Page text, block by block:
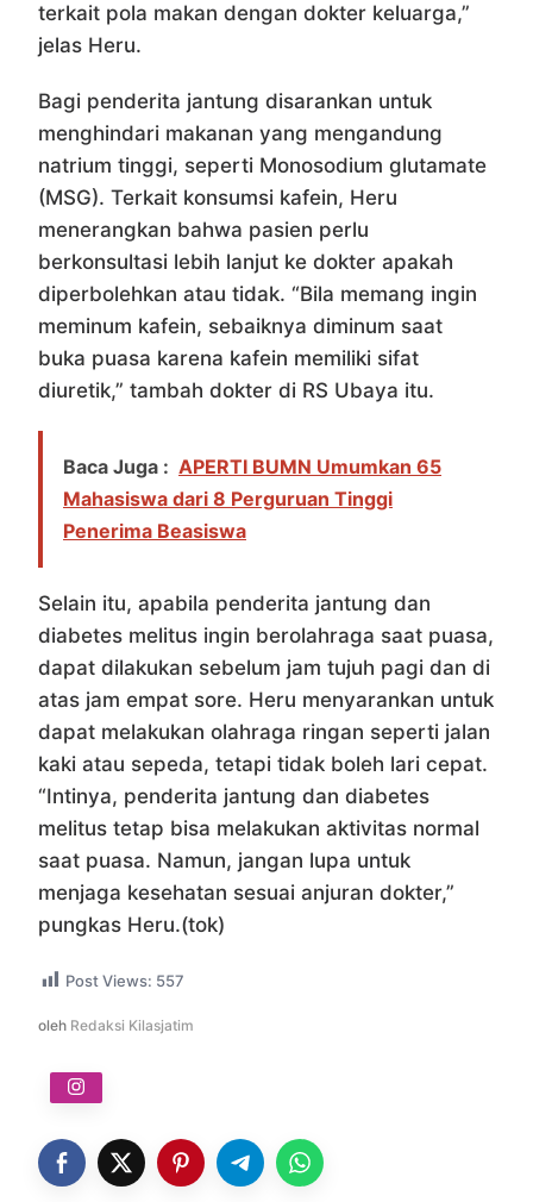
terkait pola makan dengan dokter keluarga,”
jelas Heru.
Bagi penderita jantung disarankan untuk
menghindari makanan yang mengandung
natrium tinggi, seperti Monosodium glutamate
(MSG). Terkait konsumsi kafein, Heru
menerangkan bahwa pasien perlu
berkonsultasi lebih lanjut ke dokter apakah
diperbolehkan atau tidak. “Bila memang ingin
meminum kafein, sebaiknya diminum saat
buka puasa karena kafein memiliki sifat
diuretik,” tambah dokter di RS Ubaya itu.
Baca Juga : APERTI BUMN Umumkan 65
Mahasiswa dari 8 Perguruan Tinggi
Penerima Beasiswa
Selain itu, apabila penderita jantung dan
diabetes melitus ingin berolahraga saat puasa,
dapat dilakukan sebelum jam tujuh pagi dan di
atas jam empat sore. Heru menyarankan untuk
dapat melakukan olahraga ringan seperti jalan
kaki atau sepeda, tetapi tidak boleh lari cepat.
“Intinya, penderita jantung dan diabetes
melitus tetap bisa melakukan aktivitas normal
saat puasa. Namun, jangan lupa untuk
menjaga kesehatan sesuai anjuran dokter,”
pungkas Heru.(tok)
Post Views: 557
oleh Redaksi Kilasjatim